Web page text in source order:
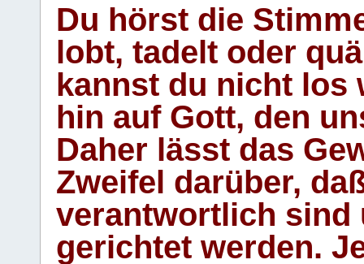
Du hörst die
lobt, tadelt oder
kannst du nicht los
hin auf Gott, den
Daher lässt das
Zweifel darüber,
verantwortlich sind
gerichtet werden.